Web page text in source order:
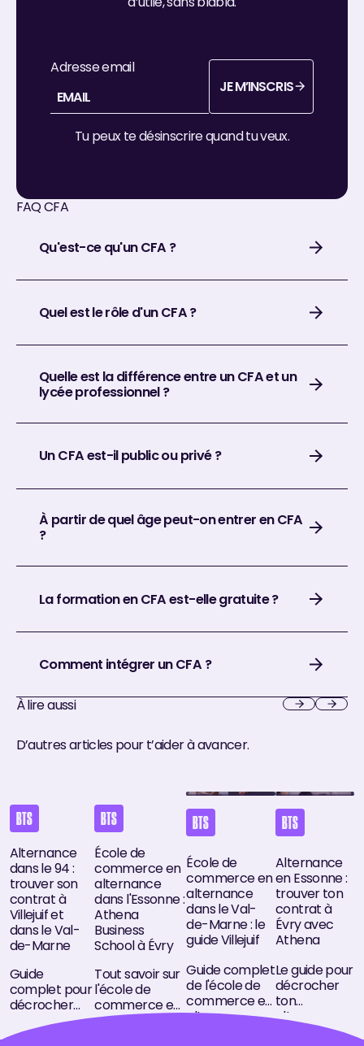
Adresse email
je m’inscris
JE M’INSCRIS
Tu peux te désinscrire quand tu veux.
FAQ CFA
Qu'est-ce qu'un CFA ?
Quel est le rôle d'un CFA ?
Quelle est la différence entre un CFA et un
lycée professionnel ?
Un CFA est-il public ou privé ?
À partir de quel âge peut-on entrer en CFA
?
La formation en CFA est-elle gratuite ?
Comment intégrer un CFA ?
À lire aussi
D’autres articles pour t’aider à avancer.
BTS
Alternance
dans le 94 :
trouver son
contrat à
Villejuif et
dans le Val-
de-Marne
Guide
complet pour
décrocher
alternance
Alternance dans le 94 : trouver son contrat à Villejuif et
BTS
École de
commerce en
alternance
dans l'Essonne :
Athena
Business
School à Évry
Tout savoir sur
l'école de
commerce en
alternance
École de commerce en alternance dans
BTS
École de
commerce en
alternance
dans le Val-
de-Marne : le
guide Villejuif
Guide complet
de l'école de
commerce en
alternance
École de commerce en
BTS
Alternance
en Essonne :
trouver ton
contrat à
Évry avec
Athena
Le guide pour
décrocher
ton
alternance
en Essonne :
Alternance en